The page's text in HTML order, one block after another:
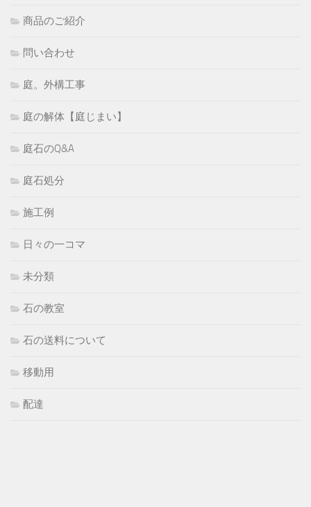
商品のご紹介
問い合わせ
庭。外構工事
庭の解体【庭じまい】
庭石のQ&A
庭石処分
施工例
日々の一コマ
未分類
石の教室
石の送料について
移動用
配達